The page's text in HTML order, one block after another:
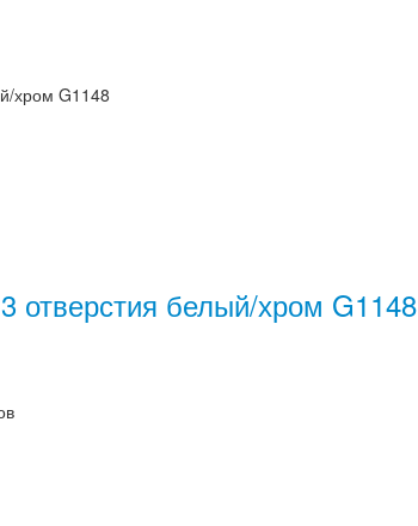
хром G1148
отверстия белый/хром G1148